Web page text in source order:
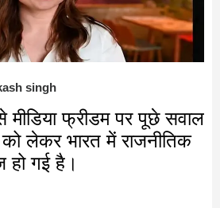
singh
से मीडिया फ्रीडम पर पूछे सवाल
लेकर भारत में राजनीतिक
हो गई है।